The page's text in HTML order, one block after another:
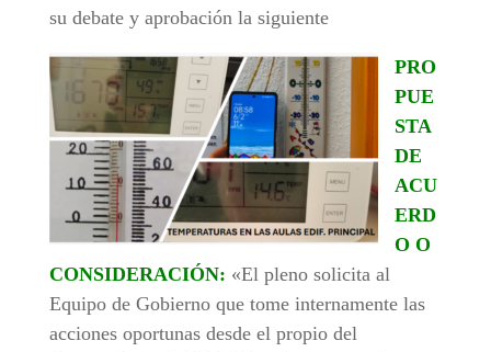
su debate y aprobación la siguiente
PRO
PUE
STA
DE
ACU
ERD
O O
CONSIDERACIÓN: «El pleno solicita al
Equipo de Gobierno que tome internamente las
acciones oportunas desde el propio del